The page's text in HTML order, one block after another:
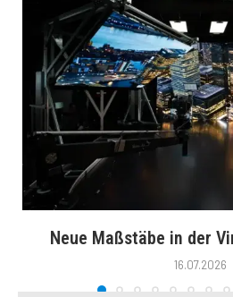
Neue Maßstäbe in der
16.07.2026